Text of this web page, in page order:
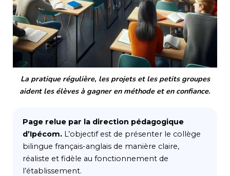
La pratique régulière, les projets et les petits groupes
aident les élèves à gagner en méthode et en confiance.
Page relue par la direction pédagogique
d’Ipécom. L’objectif est de présenter le collège
bilingue français-anglais de manière claire,
réaliste et fidèle au fonctionnement de
l’établissement.